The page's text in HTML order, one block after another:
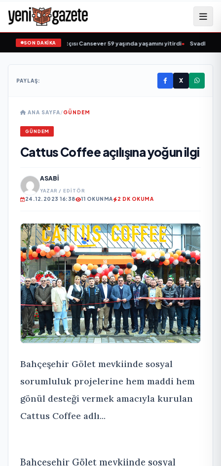
SON DAKİKA
sevilen sanatçısı Cansever 59 yaşında yaşamını yitirdi• Svadba
PAYLAŞ: X
ANA SAYFA/GÜNDEM
GÜNDEM
Cattus Coffee açılışına yoğun ilgi
ASABI
YAZAR / EDITÖR
24.12.2023 16:38 11 OKUNMA 2 DK OKUMA
Bahçeşehir Gölet mevkiinde sosyal
sorumluluk projelerine hem maddi hem
gönül desteği vermek amacıyla kurulan
Cattus Coffee adlı...
Bahçeşehir Gölet mevkiinde sosyal